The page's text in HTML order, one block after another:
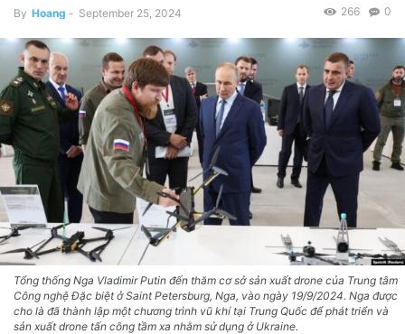
By Hoang - September 25, 2024 0
266
Tổng thống Nga Vladimir Putin đến thăm cơ sở sản xuất drone của Trung tâm
Công nghệ Đặc biệt ở Saint Petersburg, Nga, vào ngày 19/9/2024. Nga được
cho là đã thành lập một chương trình vũ khí tại Trung Quốc để phát triển và
sản xuất drone tấn công tầm xa nhằm sử dụng ở Ukraine.